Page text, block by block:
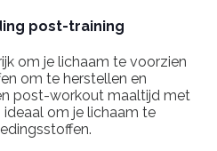
post-training
om je lichaam te voorzien
om te herstellen en
post-workout maaltijd met
om je lichaam te